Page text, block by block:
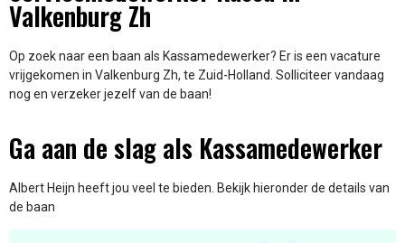
Valkenburg Zh
Op zoek naar een baan als Kassamedewerker? Er is een vacature
vrijgekomen in Valkenburg Zh, te Zuid-Holland. Solliciteer vandaag
nog en verzeker jezelf van de baan!
Ga aan de slag als Kassamedewerker
Albert Heijn heeft jou veel te bieden. Bekijk hieronder de details van
de baan